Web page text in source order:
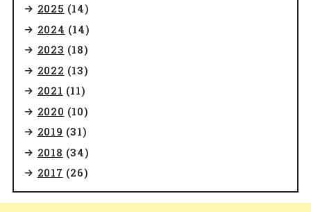
2025 (14)
2024 (14)
2023 (18)
2022 (13)
2021 (11)
2020 (10)
2019 (31)
2018 (34)
2017 (26)